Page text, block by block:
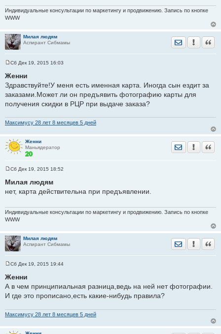
Индивидуальные консультации по маркетингу и продвижению. Запись по кнопке
WWW
Милая людям
Аспирант Сибмамы
Отправить
о
о
б
щ
е
н
Сб Дек 19, 2015 16:03
Женни
Здравствуйте!У меня есть именная карта. Иногда сын ездит за
заказами.Может ли он предъявить фотографию карты для
получения скидки в РЦР при выдаче заказа?
Максимусу 28 лет 8 месяцев 5 дней
Женни
Маньядератор
Отправить
о
б
н
и
е
Сб Дек 19, 2015 18:52
Милая людям
нет, карта действительна при предъявлении.
Индивидуальные консультации по маркетингу и продвижению. Запись по кнопке
WWW
Милая людям
Аспирант Сибмамы
Отправить
о
о
б
е
и
е
Сб Дек 19, 2015 19:44
Женни
А в чем принципиальная разница,ведь на ней нет фотографии.
И где это прописано,есть какие-нибудь правила?
Максимусу 28 лет 8 месяцев 5 дней